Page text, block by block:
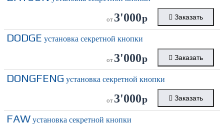
от 3'000р Заказать
DODGE установка секретной кнопки
от 3'000р Заказать
DONGFENG установка секретной кнопки
от 3'000р Заказать
FAW установка секретной кнопки